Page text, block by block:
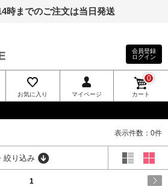
時までのご注文は当日発送
会員登録
ログイン
お気に入り マイページ カート
0
表示件数：0件
絞り込み
1